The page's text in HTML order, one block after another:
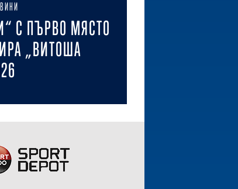
С ПЪРВО МЯСТО
„ВИТОША